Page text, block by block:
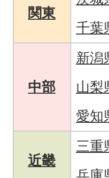
関東
千葉
中部
新潟
山梨
愛知
近畿
三重